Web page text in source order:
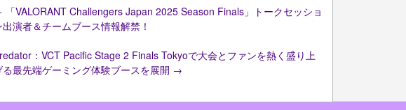
「VALORANT Challengers Japan 2025 Season Finals」トークセッショ
出演者＆チームブース情報解禁！
：VCT Pacific Stage 2 Finals Tokyoで大会とファンを熱く盛り上
る最先端ゲーミング体験ブースを展開 →